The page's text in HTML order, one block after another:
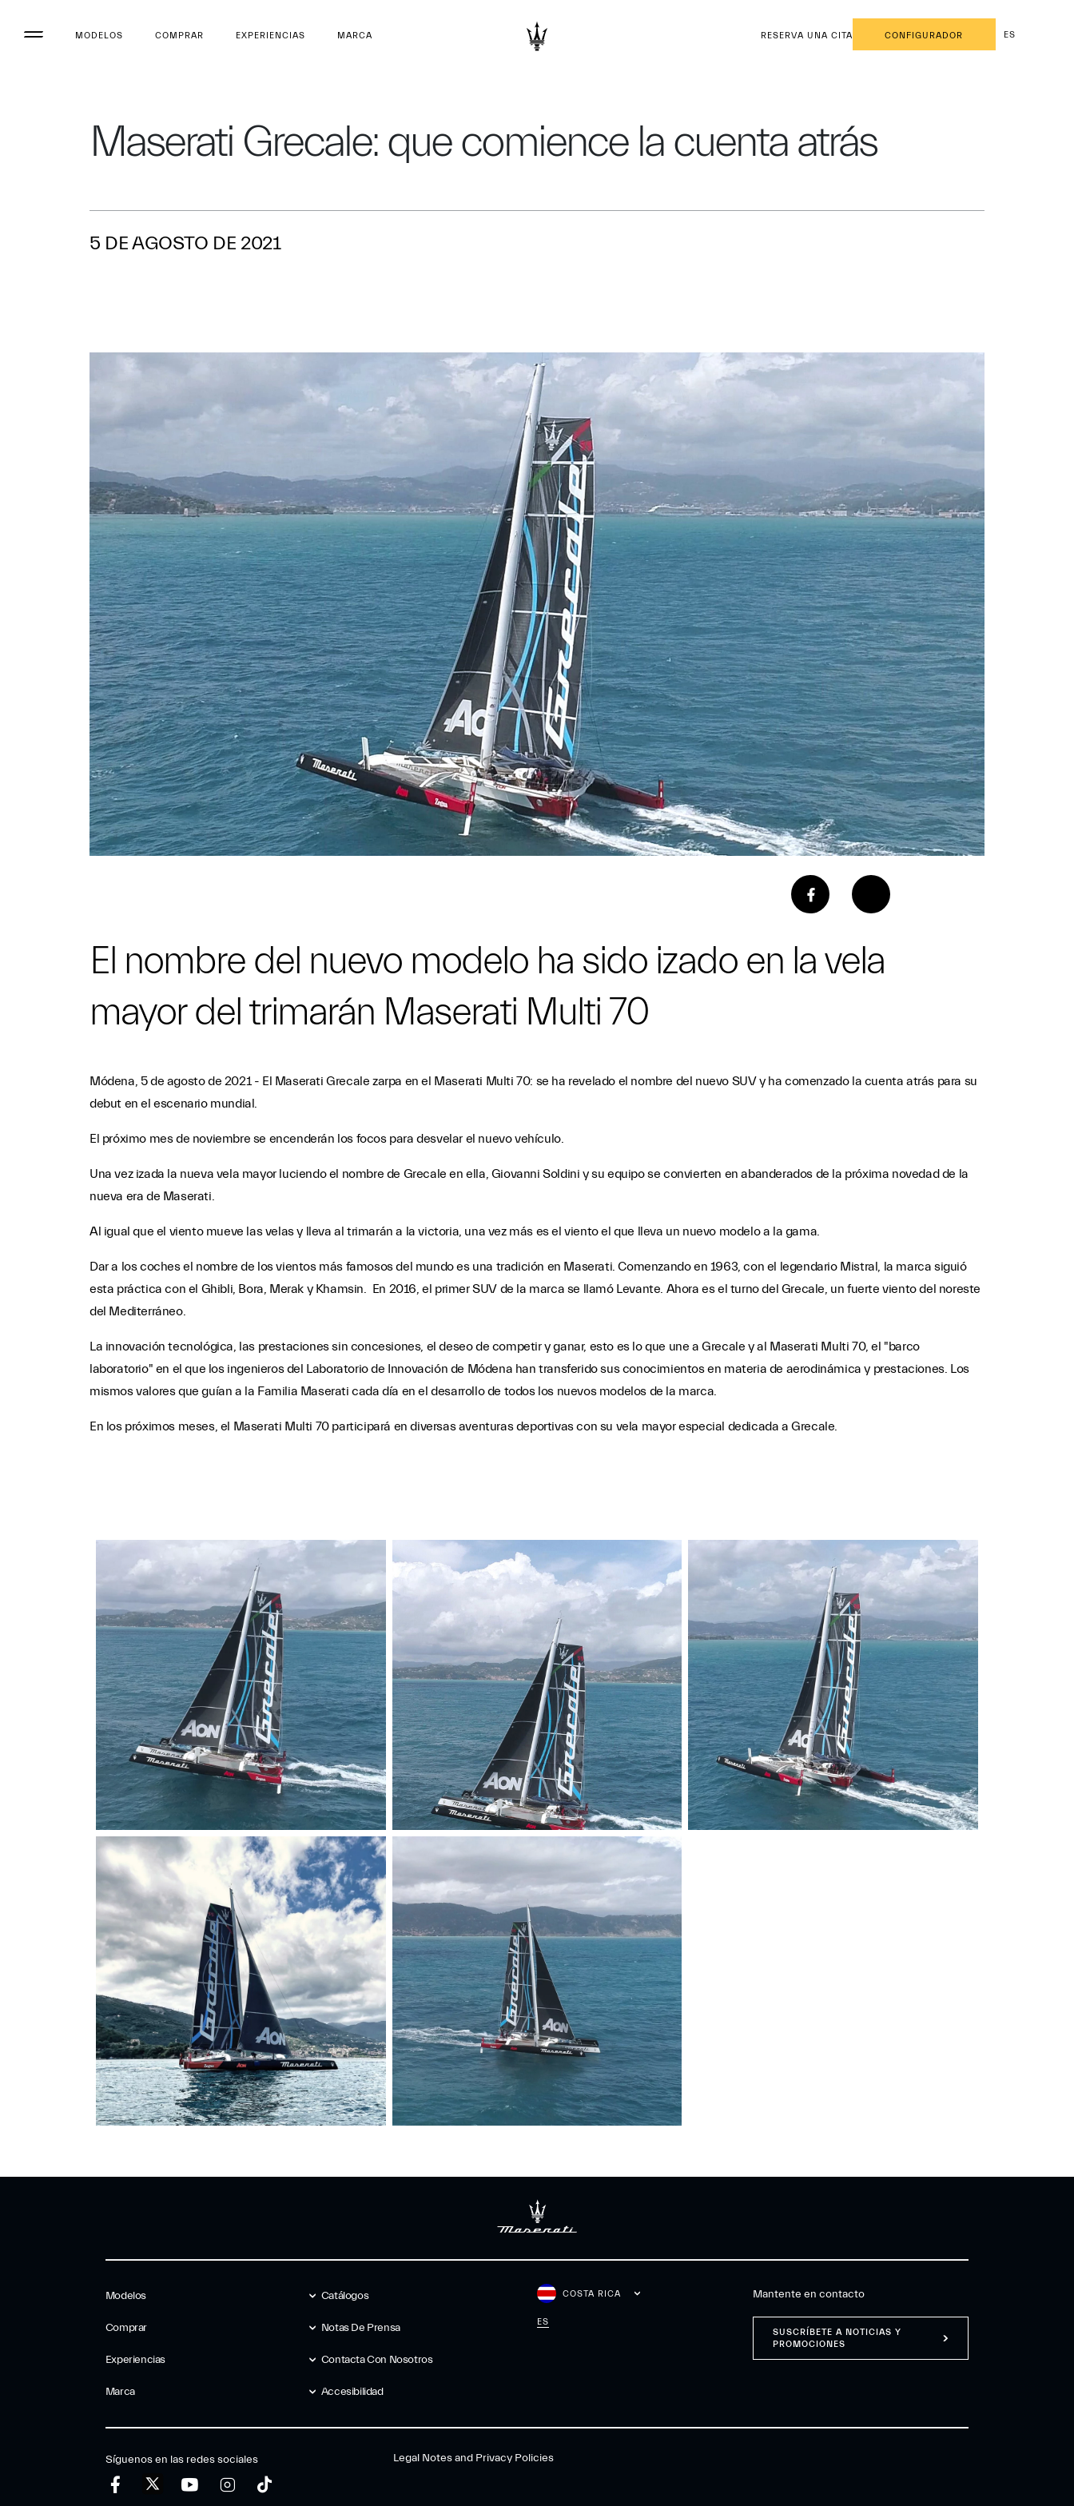
MODELOS COMPRAR EXPERIENCIAS MARCA RESERVA UNA CITA CONFIGURADOR ES
Maserati Grecale: que comience la cuenta atrás
5 DE AGOSTO DE 2021
El nombre del nuevo modelo ha sido izado en la vela
mayor del trimarán Maserati Multi 70
Módena, 5 de agosto de 2021 - El Maserati Grecale zarpa en el Maserati Multi 70: se ha revelado el nombre del nuevo SUV y ha comenzado la cuenta atrás para su
debut en el escenario mundial.
El próximo mes de noviembre se encenderán los focos para desvelar el nuevo vehículo.
Una vez izada la nueva vela mayor luciendo el nombre de Grecale en ella, Giovanni Soldini y su equipo se convierten en abanderados de la próxima novedad de la
nueva era de Maserati.
Al igual que el viento mueve las velas y lleva al trimarán a la victoria, una vez más es el viento el que lleva un nuevo modelo a la gama.
Dar a los coches el nombre de los vientos más famosos del mundo es una tradición en Maserati. Comenzando en 1963, con el legendario Mistral, la marca siguió
esta práctica con el Ghibli, Bora, Merak y Khamsin. En 2016, el primer SUV de la marca se llamó Levante. Ahora es el turno del Grecale, un fuerte viento del noreste
del Mediterráneo.
La innovación tecnológica, las prestaciones sin concesiones, el deseo de competir y ganar, esto es lo que une a Grecale y al Maserati Multi 70, el "barco
laboratorio" en el que los ingenieros del Laboratorio de Innovación de Módena han transferido sus conocimientos en materia de aerodinámica y prestaciones. Los
mismos valores que guían a la Familia Maserati cada día en el desarrollo de todos los nuevos modelos de la marca.
En los próximos meses, el Maserati Multi 70 participará en diversas aventuras deportivas con su vela mayor especial dedicada a Grecale.
Modelos
Comprar
Experiencias
Marca
Catálogos
Notas De Prensa
Contacta Con Nosotros
Accesibilidad
COSTA RICA
ES
Mantente en contacto
SUSCRÍBETE A NOTICIAS Y
PROMOCIONES
Síguenos en las redes sociales Legal Notes and Privacy Policies